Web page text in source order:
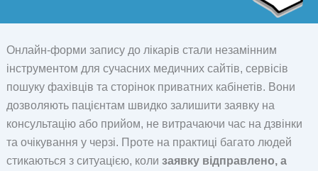
Онлайн-форми запису до лікарів стали незамінним
інструментом для сучасних медичних сайтів, сервісів
пошуку фахівців та сторінок приватних кабінетів. Вони
дозволяють пацієнтам швидко залишити заявку на
консультацію або прийом, не витрачаючи час на дзвінки
та очікування у черзі. Проте на практиці багато людей
стикаються з ситуацією, коли заявку відправлено, а